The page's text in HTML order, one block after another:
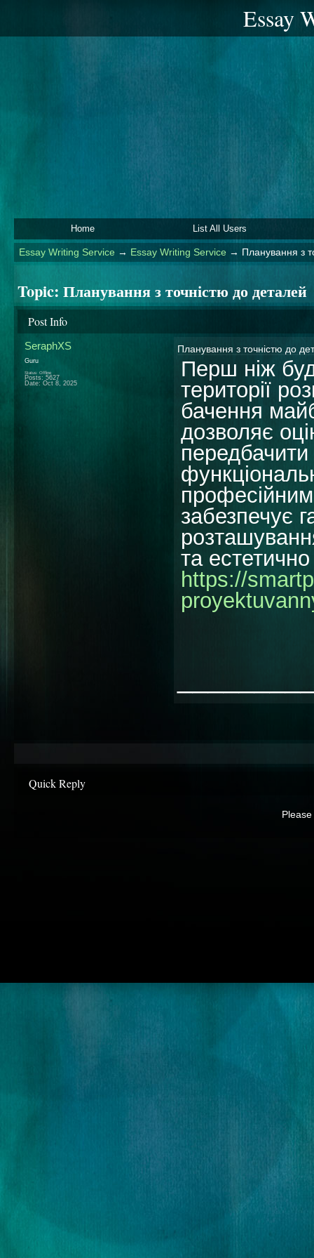
Essay
Home List All Users
Essay Writing Service → Essay Writing Service → Планування з
Topic: Планування з точністю до деталей
Post Info
SeraphXS
Guru
Status: Offline
Posts: 5627
Date: Oct 8, 2025
Планування з точністю до
Перш ніж
території
бачення
дозволяє
забезпечує
та
https://
Quick Reply